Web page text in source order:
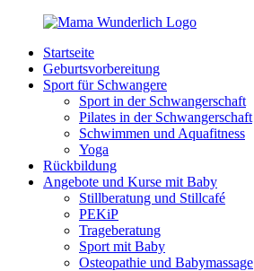
Zurück
Inhalt
MamaWunderlich.de
Mutti
sein
wunderbar!
Startseite
Geburtsvorbereitung
Sport für Schwangere
Sport in der Schwangerschaft
Pilates in der Schwangerschaft
Schwimmen und Aquafitness
Yoga
Rückbildung
Angebote und Kurse mit Baby
Stillberatung und Stillcafé
PEKiP
Trageberatung
Sport mit Baby
Osteopathie und Babymassage